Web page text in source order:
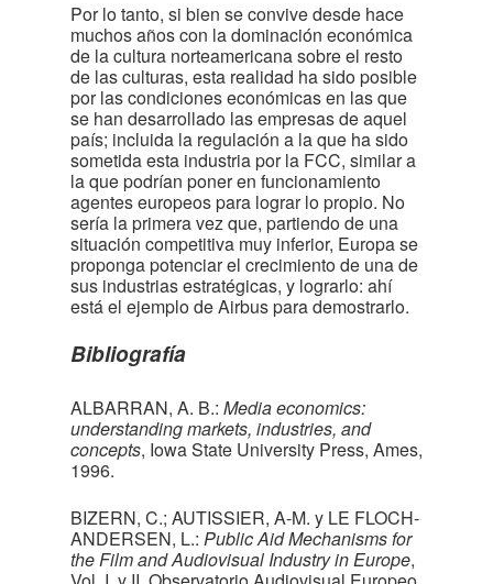
Por lo tanto, si bien se convive desde hace
muchos años con la dominación económica
de la cultura norteamericana sobre el resto
de las culturas, esta realidad ha sido posible
por las condiciones económicas en las que
se han desarrollado las empresas de aquel
país; incluida la regulación a la que ha sido
sometida esta industria por la FCC, similar a
la que podrían poner en funcionamiento
agentes europeos para lograr lo propio. No
sería la primera vez que, partiendo de una
situación competitiva muy inferior, Europa se
proponga potenciar el crecimiento de una de
sus industrias estratégicas, y lograrlo: ahí
está el ejemplo de Airbus para demostrarlo.
Bibliografía
ALBARRAN, A. B.: Media economics:
understanding markets, industries, and
concepts, Iowa State University Press, Ames,
1996.
BIZERN, C.; AUTISSIER, A-M. y LE FLOCH-
ANDERSEN, L.: Public Aid Mechanisms for
the Film and Audiovisual Industry in Europe,